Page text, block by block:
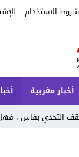
شروط الاستخدام
أخبار مغربية
التحدي بفاس ،